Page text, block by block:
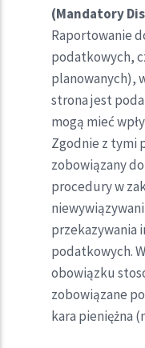
(Mandatory
Raportowanie
podatkowych,
planowanych),
strona jest
mogą mieć
Zgodnie z tymi
zobowiązany
procedury w
przekazywania
podatkowych.
obowiązku
zobowiązane
kara pieniężna